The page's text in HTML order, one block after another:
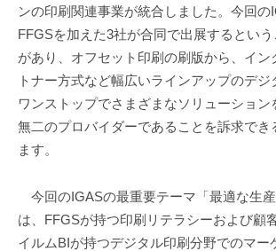
ンの印刷関連事業が統合しました。今回の
FFGSを加えた3社が合同で出展するとい
があり、オフセット印刷の刷版から、イン
トナー方式など幅広いラインアップのデジ
ワンストップでさまざまなソリューション
無二のプロバイダーであることを訴求でき
ます。
今回のIGASの最重要テーマ「最適な生産
は、FFGSが持つ印刷リテラシーおよび顧
イルムBIが持つデジタル印刷分野でのマー